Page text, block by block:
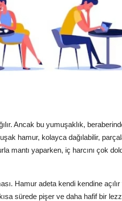
Ancak bu yumuşaklık,
hamur, kolayca dağılabilir,
mantı yaparken, iç harcını çok
Hamur adeta kendi kendine
sürede pişer ve daha hafif bir